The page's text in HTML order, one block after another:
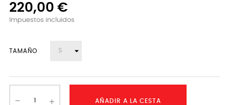
220,00 €
Impuestos incluidos
TAMAÑO
AÑADIR A LA CESTA